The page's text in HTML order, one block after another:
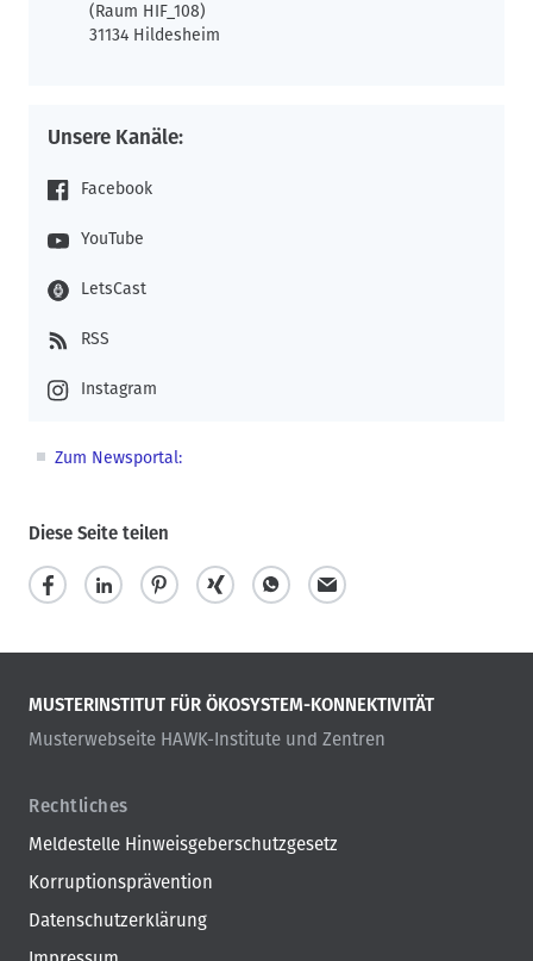
(Raum HIF_108)
31134 Hildesheim
Unsere Kanäle:
Facebook
YouTube
LetsCast
RSS
Instagram
Zum Newsportal:
Diese Seite teilen
MUSTERINSTITUT FÜR ÖKOSYSTEM-KONNEKTIVITÄT
Musterwebseite HAWK-Institute und Zentren
Rechtliches
Meldestelle Hinweisgeberschutzgesetz
Korruptionsprävention
Datenschutzerklärung